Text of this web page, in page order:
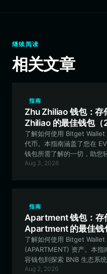
继续阅读
相关文章
指南
Zhu Zhiliao 钱包：存
Zhiliao 的最佳钱包（
了解如何使用 Bitget
代币。本指南涵盖了您在
钱包所需了解的一切，助您
Aug 3, 2026
指南
Apartment 钱包：存
Apartment 的最佳钱
了解如何使用 Bitget
(APARTMENT) 资产。本
容钱包到探索 BNB 生态系
容。
Aug 2, 2026